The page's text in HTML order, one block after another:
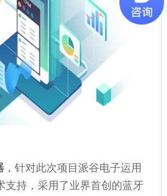
，针对此次项目派谷电子运用
支持，采用了业界首创的蓝牙